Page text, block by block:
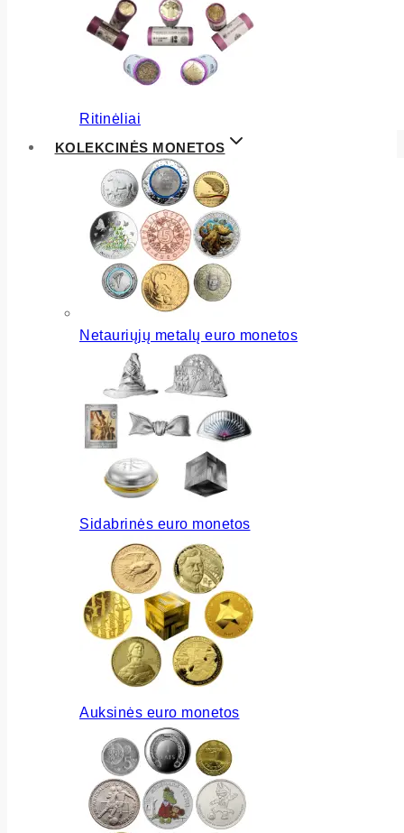
Ritinėliai
KOLEKCINĖS MONETOS
Netauriųjų metalų euro monetos
Sidabrinės euro monetos
Auksinės euro monetos